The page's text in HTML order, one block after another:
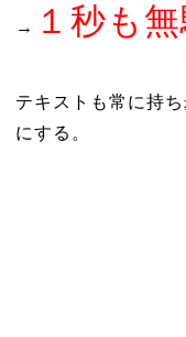
→ １秒も
テキストも常に持
にする。